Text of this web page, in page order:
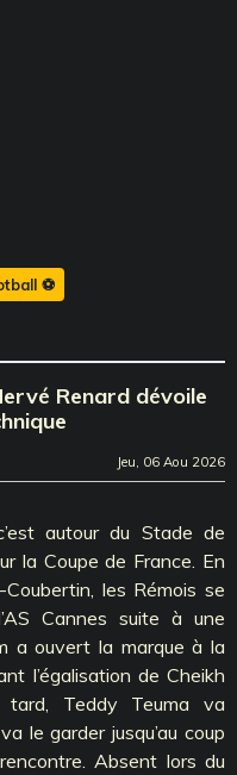
⚽️
Renard dévoile
Jeu, 06 Aou 2026
autour du Stade de
la Coupe de France. En
les Rémois se
Cannes suite à une
a ouvert la marque à la
l’égalisation de Cheikh
tard, Teddy Teuma va
le garder jusqu’au coup
Absent lors du